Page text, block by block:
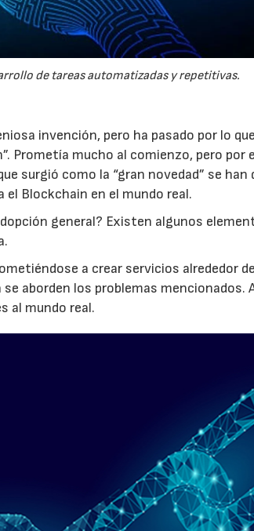
de tareas automatizadas y repetitivas.
invención, pero ha pasado por lo
Prometía mucho al comienzo, pero por
surgió como la “gran novedad” se han
Blockchain en el mundo real.
general? Existen algunos
a crear servicios alrededor
aborden los problemas mencionados.
al mundo real.